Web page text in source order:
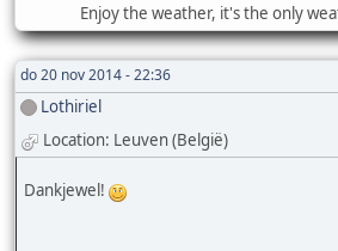
Enjoy the weather, it's the only
do 20 nov 2014 - 22:36
Lothiriel
Location: Leuven (België)
Dankjewel!